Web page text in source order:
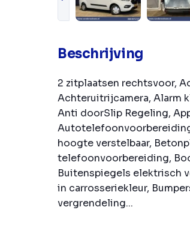
Beschrijving
2 zitplaatsen rechtsvoor,
Achteruitrijcamera, Alarm
Anti doorSlip Regeling,
hoogte verstelbaar,
telefoonvoorbereiding,
Buitenspiegels elektrisch
in carrosseriekleur,
vergrendeling...